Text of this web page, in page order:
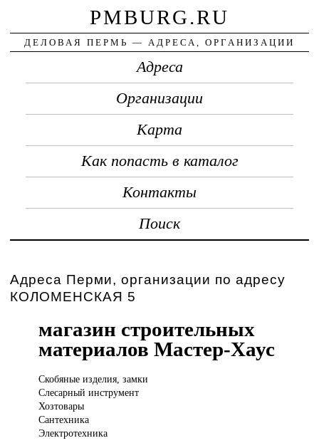
PMBURG.RU
ДЕЛОВАЯ ПЕРМЬ — АДРЕСА, ОРГАНИЗАЦИИ
Адреса
Организации
Карта
Как попасть в каталог
Контакты
Поиск
Адреса Перми, организации по адресу
КОЛОМЕНСКАЯ 5
магазин строительных
материалов Мастер-Хаус
Скобяные изделия,замки
Слесарный инструмент
Хозтовары
Сантехника
Электротехника